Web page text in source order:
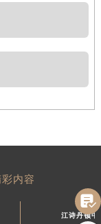
内容
江诗丹顿中
